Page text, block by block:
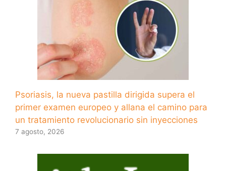
Psoriasis, la nueva pastilla dirigida supera el
primer examen europeo y allana el camino para
un tratamiento revolucionario sin inyecciones
7 agosto, 2026